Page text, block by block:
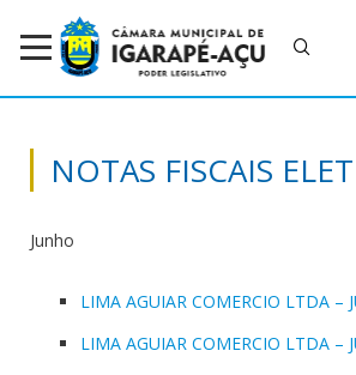
NOTAS FISCAIS
Junho
LIMA AGUIAR COMERCIO LTDA –
LIMA AGUIAR COMERCIO LTDA –